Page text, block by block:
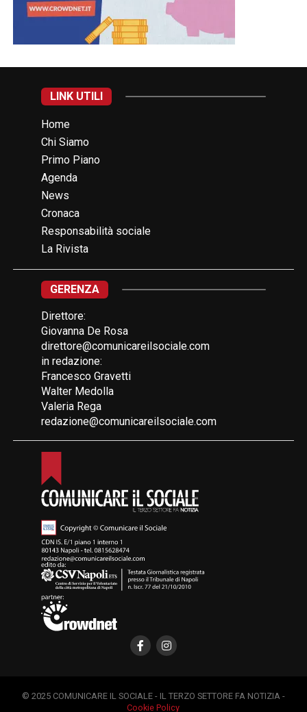
LINK UTILI
Home
Chi Siamo
Primo Piano
Agenda
News
Cronaca
Responsabilità sociale
La Rivista
GERENZA
Direttore:
Giovanna De Rosa
direttore@comunicareilsociale.com
in redazione:
Francesco Gravetti
Walter Medolla
Valeria Rega
redazione@comunicareilsociale.com
© 2025 COMUNICARE IL SOCIALE - IL TERZO SETTORE FA NOTIZIA -
Cookie Policy